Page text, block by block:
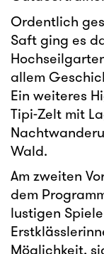
Ordentlich
Saft ging es
allem
Ein weiteres
Tipi-Zelt mit
Wald.
Am zweiten
dem
lustigen